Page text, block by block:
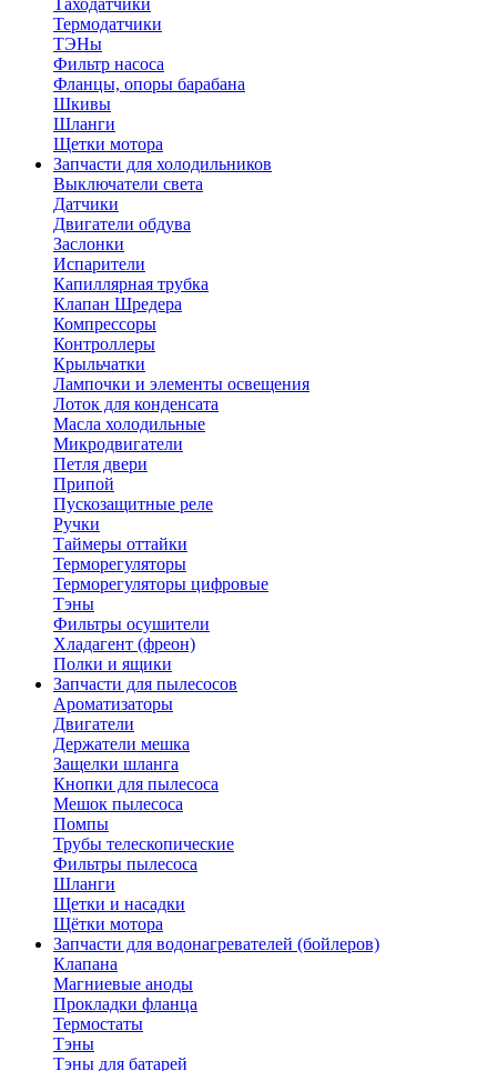
Таходатчики
Термодатчики
ТЭНы
Фильтр насоса
Фланцы, опоры барабана
Шкивы
Шланги
Щетки мотора
Запчасти для холодильников
Выключатели света
Датчики
Двигатели обдува
Заслонки
Испарители
Капиллярная трубка
Клапан Шредера
Компрессоры
Контроллеры
Крыльчатки
Лампочки и элементы освещения
Лоток для конденсата
Масла холодильные
Микродвигатели
Петля двери
Припой
Пускозащитные реле
Ручки
Таймеры оттайки
Терморегуляторы
Терморегуляторы цифровые
Тэны
Фильтры осушители
Хладагент (фреон)
Полки и ящики
Запчасти для пылесосов
Ароматизаторы
Двигатели
Держатели мешка
Защелки шланга
Кнопки для пылесоса
Мешок пылесоса
Помпы
Трубы телескопические
Фильтры пылесоса
Шланги
Щетки и насадки
Щётки мотора
Запчасти для водонагревателей (бойлеров)
Клапана
Магниевые аноды
Прокладки фланца
Термостаты
Тэны
Тэны для батарей